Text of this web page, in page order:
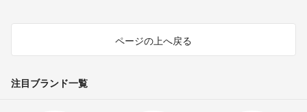
ページの上へ戻る
注目ブランド一覧